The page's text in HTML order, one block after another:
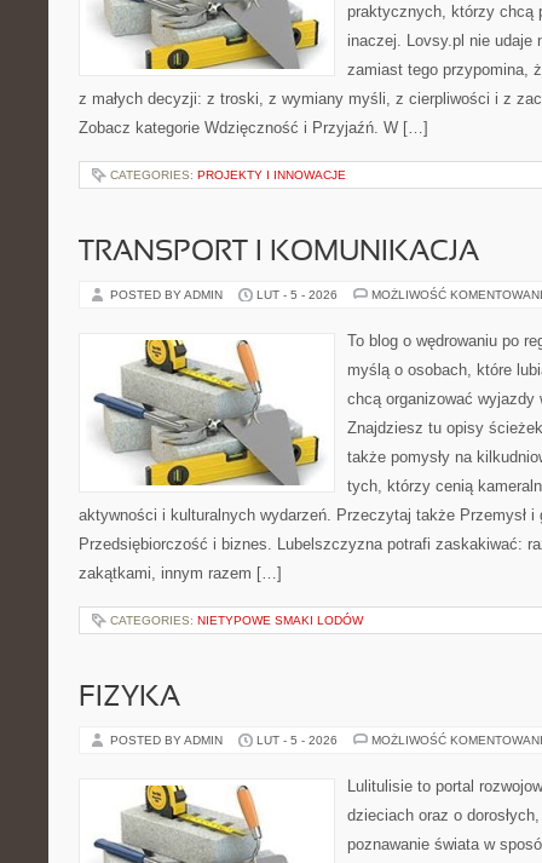
praktycznych, którzy chcą
inaczej. Lovsy.pl nie udaje
zamiast tego przypomina,
z małych decyzji: z troski, z wymiany myśli, z cierpliwości i z
Zobacz kategorie Wdzięczność i Przyjaźń. W […]
CATEGORIES: PROJEKTY I INNOWACJE
TRANSPORT I KOMUNIKACJA
POSTED BY ADMIN LUT - 5 - 2026 MOŻLIWOŚĆ
To blog o wędrowaniu po
myślą o osobach, które
chcą organizować wyjazdy
Znajdziesz tu opisy
także pomysły na
tych, którzy cenią
aktywności i kulturalnych wydarzeń. Przeczytaj także Przemysł i
Przedsiębiorczość i biznes. Lubelszczyzna potrafi zaskakiwać:
zakątkami, innym razem […]
CATEGORIES: NIETYPOWE SMAKI LODÓW
FIZYKA
POSTED BY ADMIN LUT - 5 - 2026 MOŻLIWOŚĆ
Lulitulisie to portal
dzieciach oraz o
poznawanie świata w